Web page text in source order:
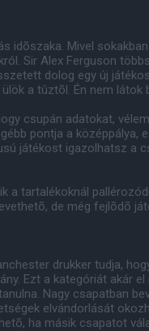
idõszaka. Mivel
Sir Alex Ferguson
dolog egy új
a tûztõl. Én nem látok
csupán adatokat,
pontja a
játékost igazolhatsz a
a tartalékoknál
de még fejlõdõ
drukker tudja,
Ezt a kategóriát akár
Nagy csapatban
elvándorlását
ha másik csapatot